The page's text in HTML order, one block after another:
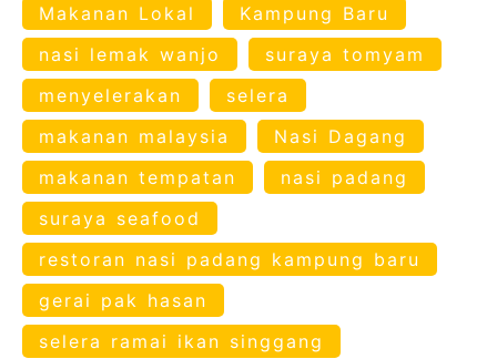
Makanan Lokal
Kampung Baru
nasi lemak wanjo
suraya tomyam
menyelerakan
selera
makanan malaysia
Nasi Dagang
makanan tempatan
nasi padang
suraya seafood
restoran nasi padang kampung baru
gerai pak hasan
selera ramai ikan singgang